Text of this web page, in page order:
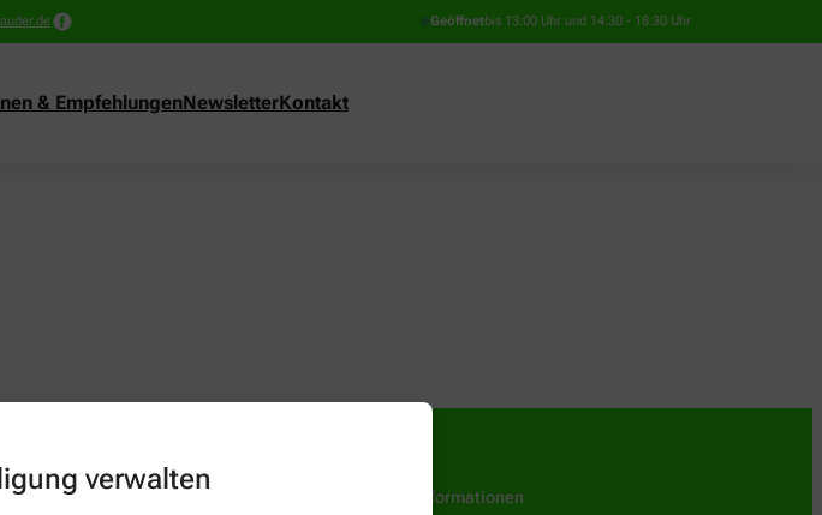
verwalten
Geöffnetbis 13:00 Uhr und 14:30 - 18:30 Uhr
& EmpfehlungenNewsletterKontakt
Informationen